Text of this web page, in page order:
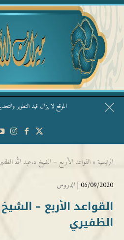
الموقع لا يزال قيد التطوير
قال الشيخ ربيع وفقه الله: نحن
الرئيسية » القواعد الأربع – الشيخ د.عبد الله
06/09/2020 | الدروس
القواعد الأربع –
الظفيري